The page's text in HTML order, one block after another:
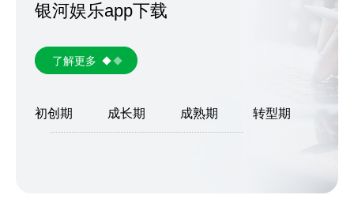
银河娱乐app下载
了解更多
初创期 成长期 成熟期 转型期